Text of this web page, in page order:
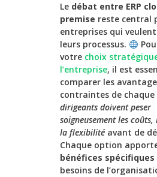
Le débat entre ERP
premise reste central
entreprises qui
leurs processus.
votre choix
l’entreprise, il est
comparer les
contraintes de
dirigeants doivent peser
soigneusement les
la flexibilité avant de
Chaque option
bénéfices spécifiques
besoins de